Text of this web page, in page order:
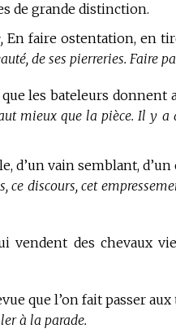
de grande distinction.
En faire ostentation, en
de ses pierreries. Faire
les bateleurs donnent
mieux que la pièce. Il y a
d’un vain semblant, d’un
discours, cet
vendent des chevaux
que l’on fait passer
à la parade.